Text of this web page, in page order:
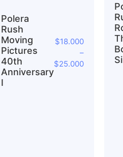
Polera
Rush
Moving
Pictures
40th
Anniversary
I
$18.000
–
$25.000